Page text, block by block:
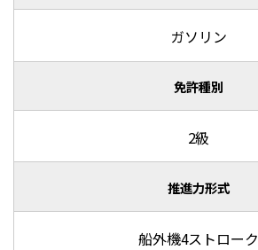
ガソリン
免許種別
2級
推進力形式
船外機4ストローク